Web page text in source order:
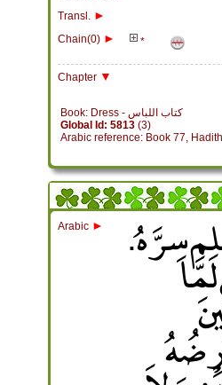
Transl. ►
Chain(0) ► *
Chapter ▼
Book: Dress - كتاب اللباس
Global Id: 5813(3)
Arabic reference: Book 77,
Arabic ► سِرَّهُ‏.‏